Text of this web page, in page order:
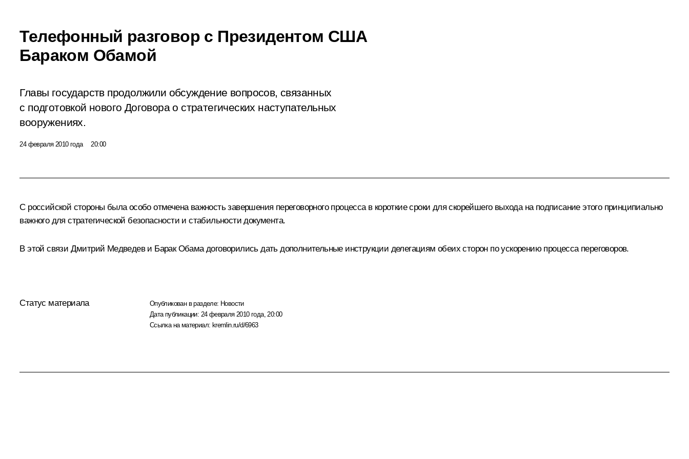
Телефонный разговор с Президентом США
Бараком Обамой
Главы государств продолжили обсуждение вопросов, связанных
с подготовкой нового Договора о стратегических наступательных
вооружениях.
24 февраля 2010 года 20:00
С российской стороны была особо отмечена важность завершения переговорного процесса в короткие сроки для скорейшего выхода на подписание этого принципиально
важного для стратегической безопасности и стабильности документа.
В этой связи Дмитрий Медведев и Барак Обамадоговорились дать дополнительные инструкции делегациям обеих сторон по ускорению процесса переговоров.
Статус материала Опубликован в разделе: Новости
Дата публикации: 24 февраля 2010 года, 20:00
Ссылка на материал: kremlin.ru/d/6963